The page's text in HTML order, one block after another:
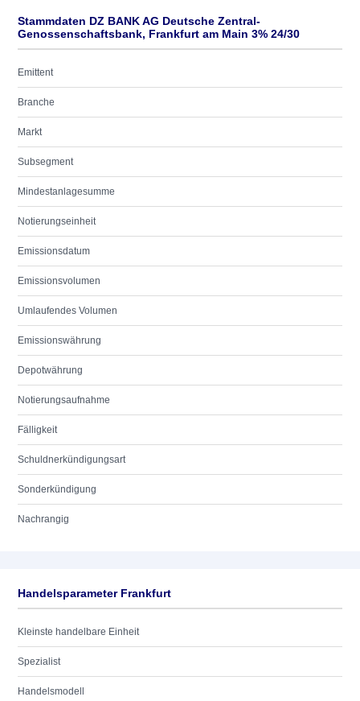
Stammdaten DZ BANK AG Deutsche Zentral-
Genossenschaftsbank, Frankfurt am Main 3% 24/30
Emittent
Branche
Markt
Subsegment
Mindestanlagesumme
Notierungseinheit
Emissionsdatum
Emissionsvolumen
Umlaufendes Volumen
Emissionswährung
Depotwährung
Notierungsaufnahme
Fälligkeit
Schuldnerkündigungsart
Sonderkündigung
Nachrangig
Handelsparameter Frankfurt
Kleinste handelbare Einheit
Spezialist
Handelsmodell